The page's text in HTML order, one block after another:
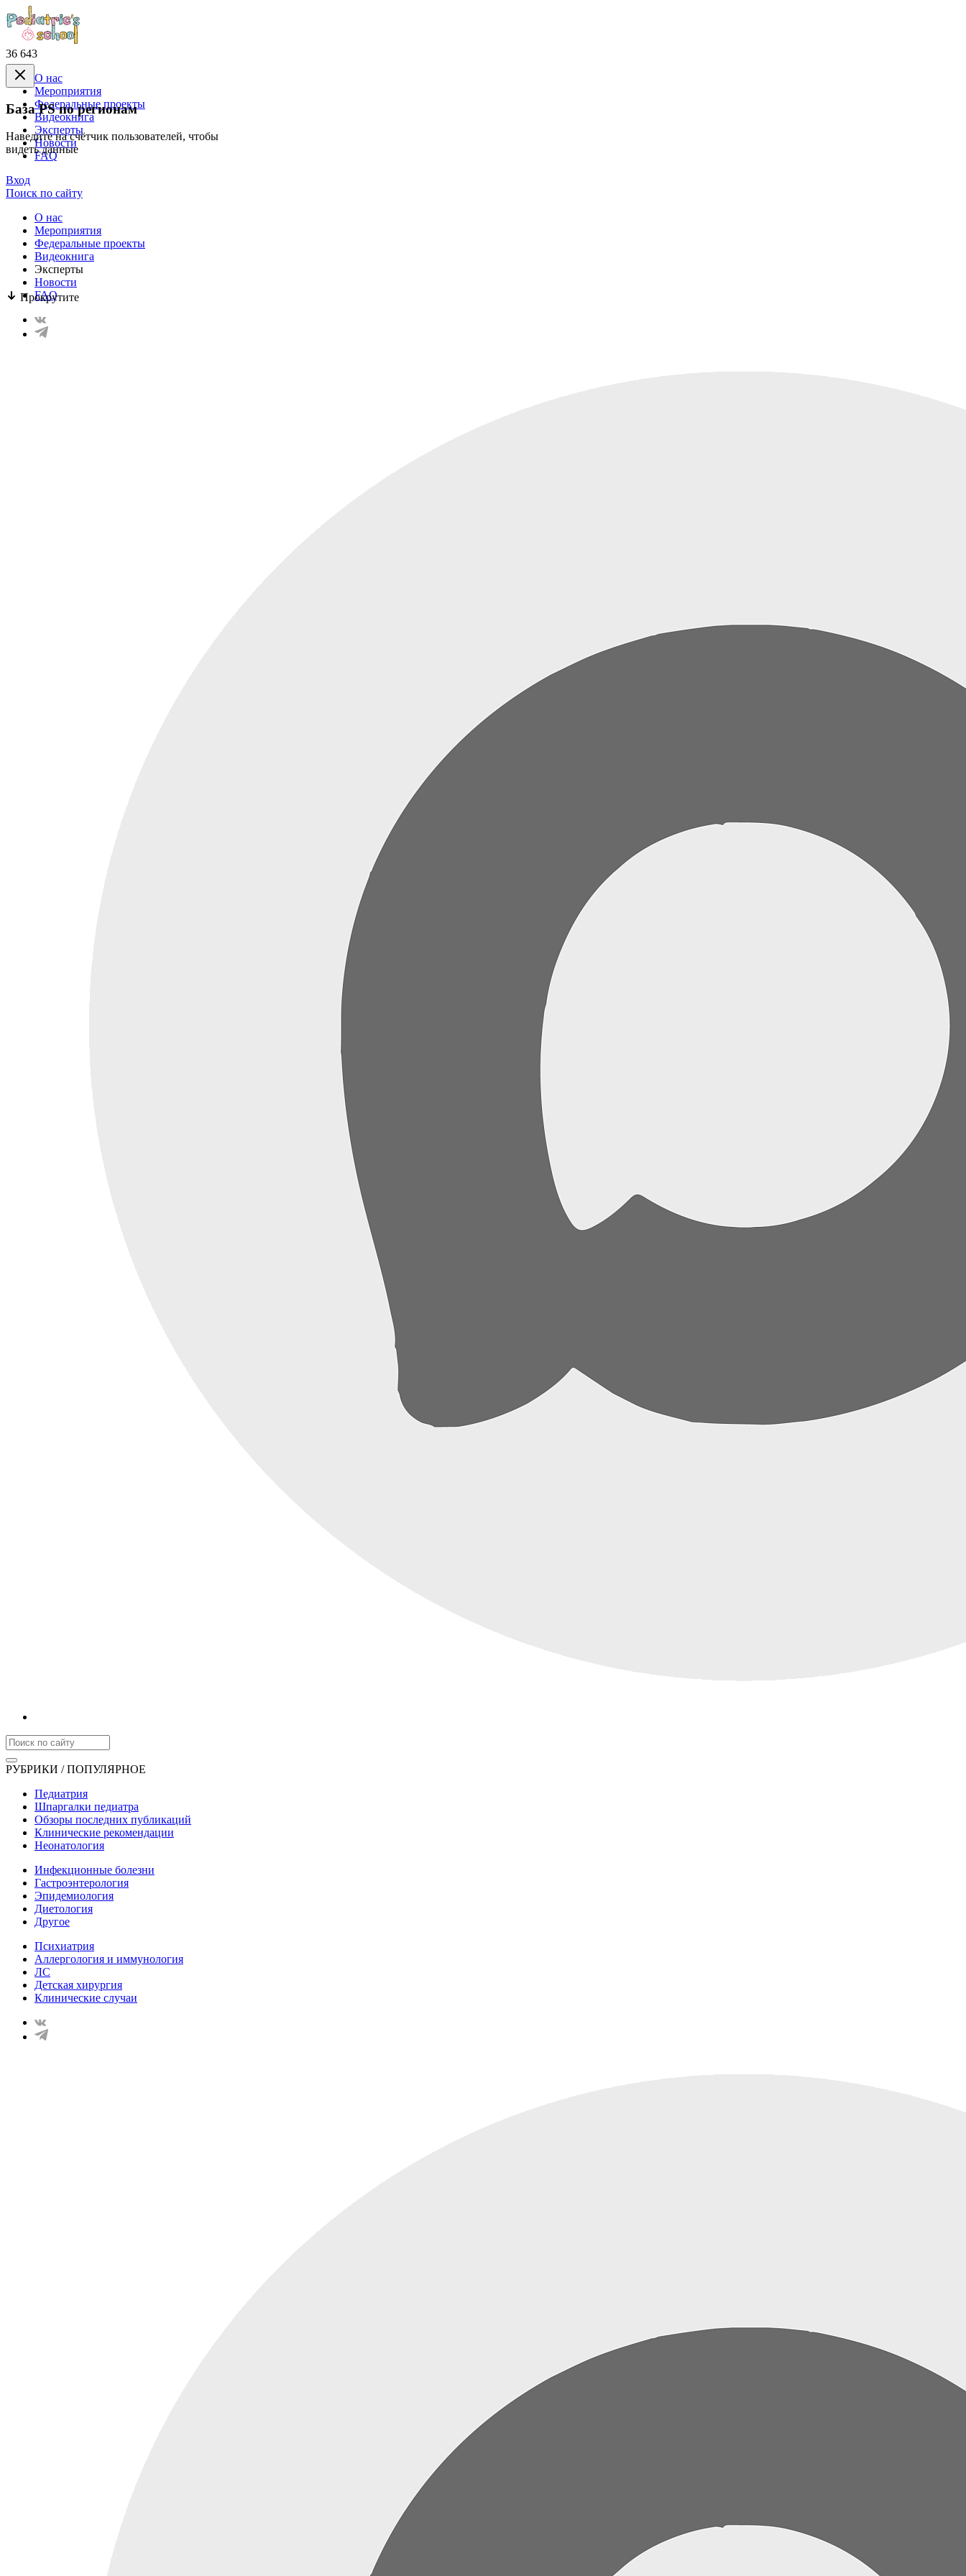
36 643
База PS по регионам
Наведите на счётчик пользователей, чтобы
видеть данные
Прокрутите
О нас
Mероприятия
Федеральные проекты
Видеокнига
Эксперты
Новости
FAQ
Вход
Поиск по сайту
О нас
Mероприятия
Федеральные проекты
Видеокнига
Эксперты
Новости
FAQ
РУБРИКИ / ПОПУЛЯРНОЕ
Педиатрия
Шпаргалки педиатра
Обзоры последних публикаций
Клинические рекомендации
Неонатология
Инфекционные болезни
Гастроэнтерология
Эпидемиология
Диетология
Другое
Психиатрия
Аллергология и иммунология
ЛС
Детская хирургия
Клинические случаи